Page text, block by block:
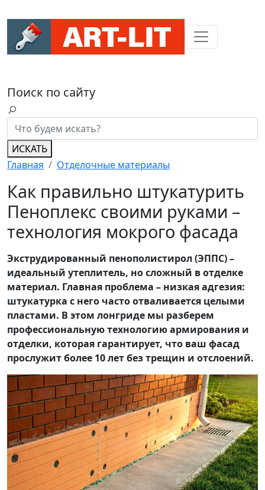
Поиск по сайту
ИСКАТЬ
Главная
Отделочные материалы
Как правильно штукатурить
Пеноплекс своими руками –
технология мокрого фасада
Экструдированный пенополистирол (ЭППС) –
идеальный утеплитель, но сложный в отделке
материал. Главная проблема – низкая адгезия:
штукатурка с него часто отваливается целыми
пластами. В этом лонгриде мы разберем
профессиональную технологию армирования и
отделки, которая гарантирует, что ваш фасад
прослужит более 10 лет без трещин и отслоений.